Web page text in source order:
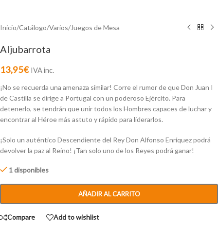
Inicio/Catálogo/Varios/Juegos de Mesa
Aljubarrota
13,95€ IVA inc.
¡No se recuerda una amenaza similar! Corre el rumor de que Don Juan I
de Castilla se dirige a Portugal con un poderoso Ejército. Para
detenerlo, se tendrán que unir todos los Hombres capaces de luchar y
encontrar al Héroe más astuto y rápido para liderarlos.
¡Solo un auténtico Descendiente del Rey Don Alfonso Enríquez podrá
devolver la paz al Reino! ¡Tan solo uno de los Reyes podrá ganar!
1 disponibles
AÑADIR AL CARRITO
Compare Add to wishlist